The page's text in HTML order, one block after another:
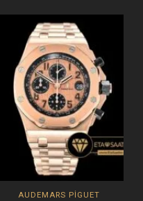
AUDEMARS PIGUET